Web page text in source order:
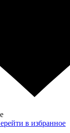
в избранное